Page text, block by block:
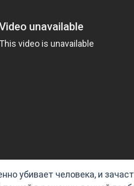
убивает человека, и